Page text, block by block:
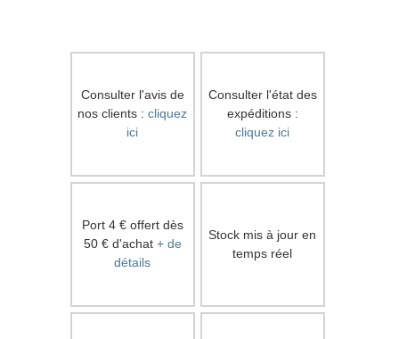
Consulter l'avis de
nos clients : cliquez
ici
Consulter l'état des
expéditions :
cliquez ici
Port 4 € offert dès
50 € d'achat + de
détails
Stock mis à jour en
temps réel